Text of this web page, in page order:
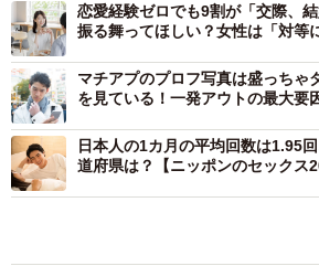
恋愛経験ゼロでも9割が「交際、
振る舞ってほしい？女性は「対等
マチアプのプロフ写真は盛っち
を見ている！一発アウトの最大要
日本人の1カ月の平均回数は1.95
道府県は？【ニッポンのセックス